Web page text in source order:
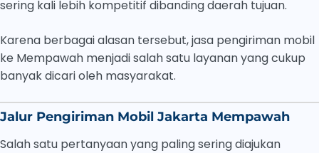
sering kali lebih kompetitif dibanding daerah tujuan.
Karena berbagai alasan tersebut, jasa pengiriman mobil
ke Mempawah menjadi salah satu layanan yang cukup
banyak dicari oleh masyarakat.
Jalur Pengiriman Mobil Jakarta Mempawah
Salah satu pertanyaan yang paling sering diajukan